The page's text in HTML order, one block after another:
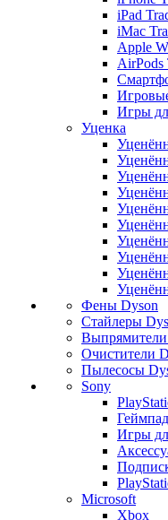
iPad
iMac
Apple
AirPods
Игры
Уценка
Фены Dyson
Стайлеры
Очистители
Пылесосы
Sony
Игры
Microsoft
Xbox